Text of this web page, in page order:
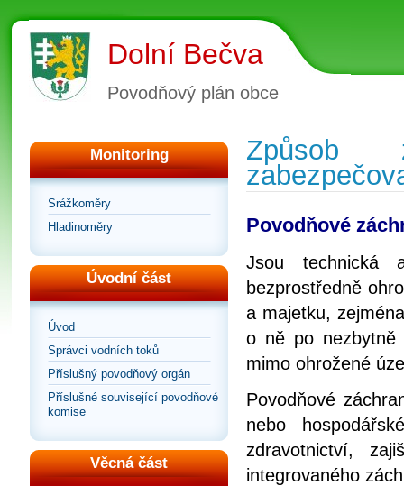
Dolní Bečva
Povodňový plán obce
Monitoring
Srážkoměry
Hladinoměry
Úvodní část
Úvod
Správci vodních toků
Příslušný povodňový orgán
Příslušné související povodňové
komise
Věcná část
Způsob
Povodňové
Jsou technická
bezprostředně
a majetku,
o ně po nezbytně
mimo ohrožené
Povodňové
nebo
zdravotnictví,
integrovaného